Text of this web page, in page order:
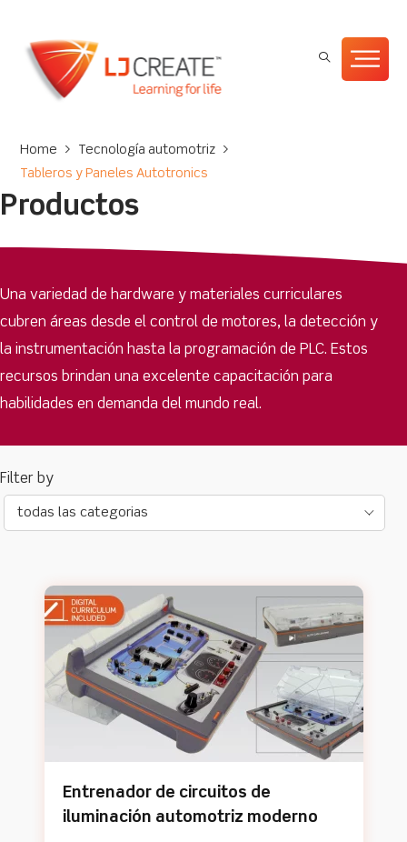
Home > Tecnología automotriz
>
Tableros y Paneles Autotronics
Productos
Una variedad de hardware y materiales curriculares
cubren áreas desde el control de motores, la detección y
la instrumentación hasta la programación de PLC. Estos
recursos brindan una excelente capacitación para
habilidades en demanda del mundo real.
todas las categorias
Entrenador de circuitos de
iluminación automotriz moderno